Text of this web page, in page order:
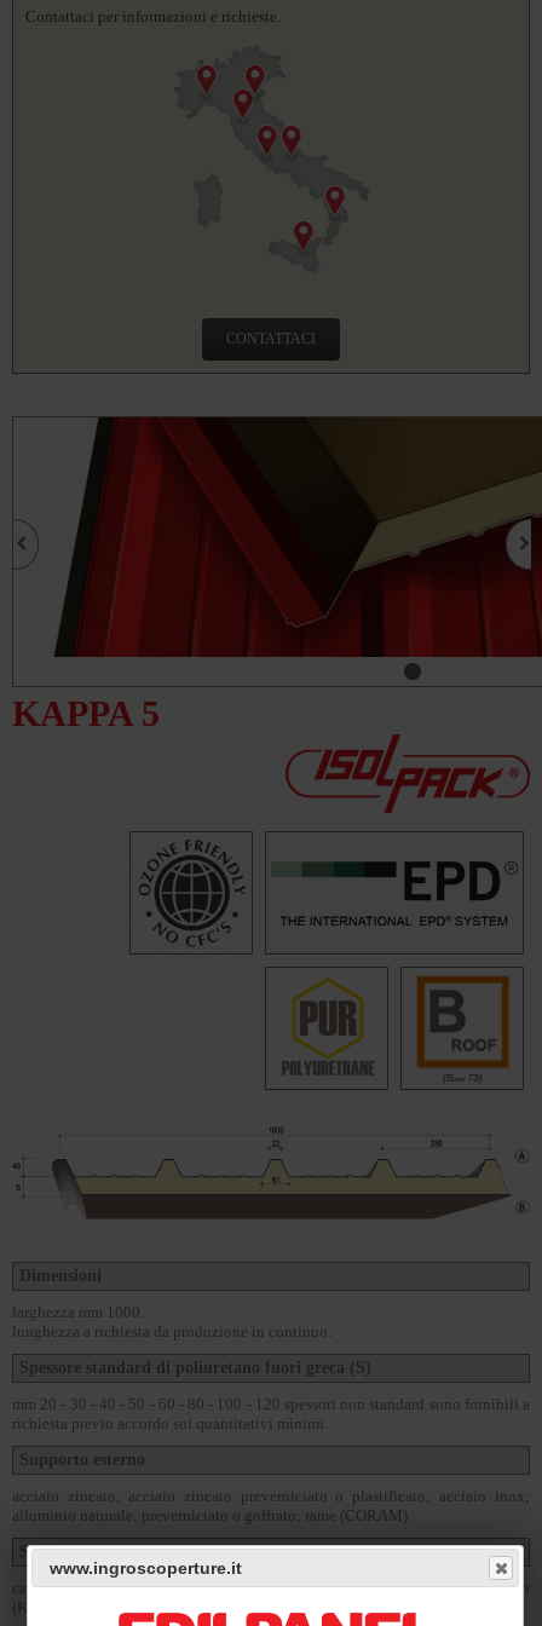
Contattaci per informazioni e richieste.
CONTATTACI
KAPPA 5
Dimensioni
larghezza mm 1000.
lunghezza a richiesta da produzione in continuo.
Spessore standard di poliuretano fuori greca (S)
mm 20 - 30 - 40 - 50 - 60 - 80 - 100 - 120 spessori non standard sono fornibili a
richiesta previo accordo sui quantitativi minimi.
Supporto esterno
acciaio zincato, acciaio zincato preverniciato o plastificato; acciaio inox;
alluminio naturale; preverniciato o goffrato; rame (CORAM)
Supporto flessibile
cartonfeltro bitumato cilindrato (KAPPA3 e KAPPA 5); alluminio goffrato
(KAPPA 3 AGRI e KAPPA 5 AGRI); vetroresina.
www.ingroscoperture.it